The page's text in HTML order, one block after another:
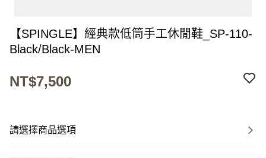
【SPINGLE】經典款低筒手工休閒鞋_SP-110-
Black/Black-MEN
NT$7,500
請選擇商品選項